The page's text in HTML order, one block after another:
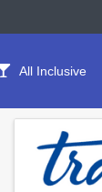
All Inclusive